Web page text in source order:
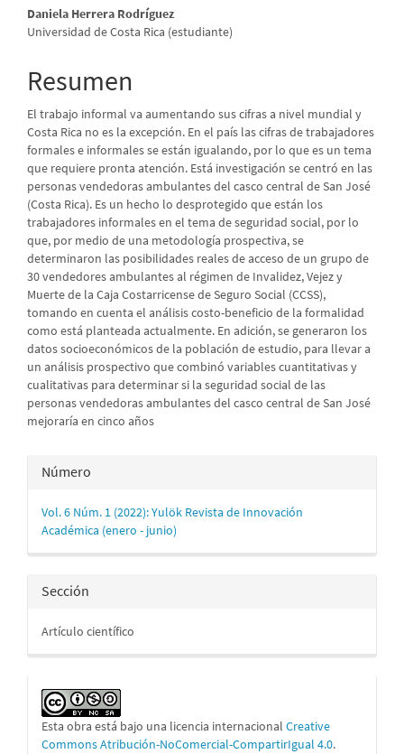
Contenido
principal
del
artículo
Daniela Herrera Rodríguez
Universidad de Costa Rica (estudiante)
Resumen
El trabajo informal va aumentando sus cifras a nivel mundial y
Costa Rica no es la excepción. En el país las cifras de trabajadores
formales e informales se están igualando, por lo que es un tema
que requiere pronta atención. Está investigación se centró en las
personas vendedoras ambulantes del casco central de San José
(Costa Rica). Es un hecho lo desprotegido que están los
trabajadores informales en el tema de seguridad social, por lo
que, por medio de una metodología prospectiva, se
determinaron las posibilidades reales de acceso de un grupo de
30 vendedores ambulantes al régimen de Invalidez, Vejez y
Muerte de la Caja Costarricense de Seguro Social (CCSS),
tomando en cuenta el análisis costo-beneficio de la formalidad
como está planteada actualmente. En adición, se generaron los
datos socioeconómicos de la población de estudio, para llevar a
un análisis prospectivo que combinó variables cuantitativas y
cualitativas para determinar si la seguridad social de las
personas vendedoras ambulantes del casco central de San José
mejoraría en cinco años
Detalles
del
artículo
Número
Vol. 6 Núm. 1 (2022): Yulök Revista de Innovación
Académica (enero - junio)
Sección
Artículo científico
Esta obra está bajo una licencia internacional Creative
Commons Atribución-NoComercial-CompartirIgual 4.0.